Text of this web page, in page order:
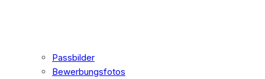
Passbilder
Bewerbungsfotos